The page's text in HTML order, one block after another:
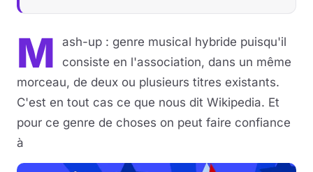
M
ash-up : genre musical hybride puisqu'il
consiste en l'association, dans un même
morceau, de deux ou plusieurs titres existants.
C'est en tout cas ce que nous dit Wikipedia. Et
pour ce genre de choses on peut faire confiance
à